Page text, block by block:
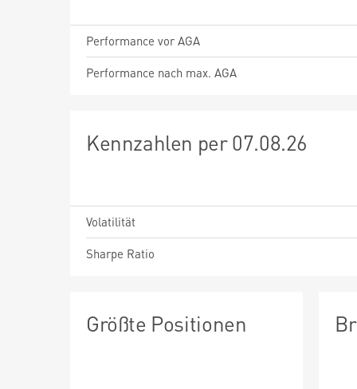
Performance vor AGA
Performance nach max. AGA
Kennzahlen per 07.08.26
Volatilität
Sharpe Ratio
Größte Positionen